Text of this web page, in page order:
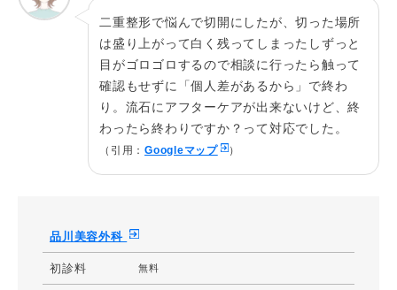
ヶ月位の赤み 通院:5～7日後(抜糸)
品川スキンクリニック 千葉院（0120-006-170）
二重整形で悩んで切開にしたが、切った場所
は盛り上がって白く残ってしまったしずっと
目がゴロゴロするので相談に行ったら触って
確認もせずに「個人差があるから」で終わ
り。流石にアフターケアが出来ないけど、終
わったら終わりですか？って対応でした。
（引用： Googleマップ ）
品川美容外科
初診料 無料